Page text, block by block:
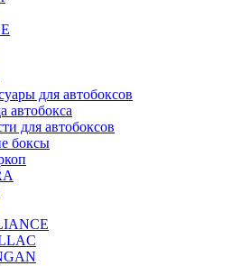
для автобоксов
автобокса
для автобоксов
боксы